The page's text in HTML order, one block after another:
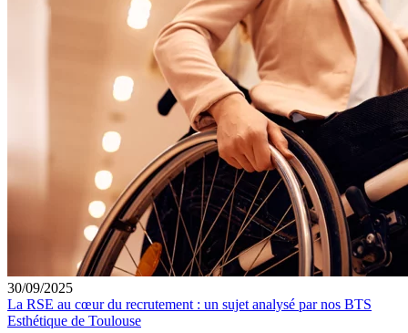
30/09/2025
La RSE au cœur du recrutement : un sujet analysé par nos BTS
Esthétique de Toulouse